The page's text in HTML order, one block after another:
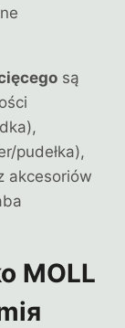
są
pudełka),
akcesoriów
MOLL